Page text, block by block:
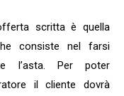
scritta è quella
consiste nel farsi
l’asta. Per poter
il cliente dovrà